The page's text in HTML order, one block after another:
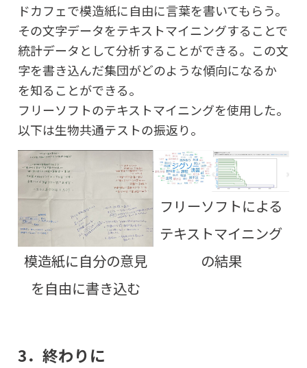
ドカフェで模造紙に自由に言葉を書いてもらう。
その文字データをテキストマイニングすることで
統計データとして分析することができる。この文
字を書き込んだ集団がどのような傾向になるか
を知ることができる。
フリーソフトのテキストマイニングを使用した。
以下は生物共通テストの振返り。
模造紙に自分の意見
を自由に書き込む
フリーソフトによる
テキストマイニング
の結果
3．終わりに